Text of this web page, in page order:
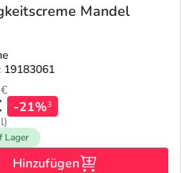
Mandel
19183061
€
-21%3
Lager
Hinzufügen